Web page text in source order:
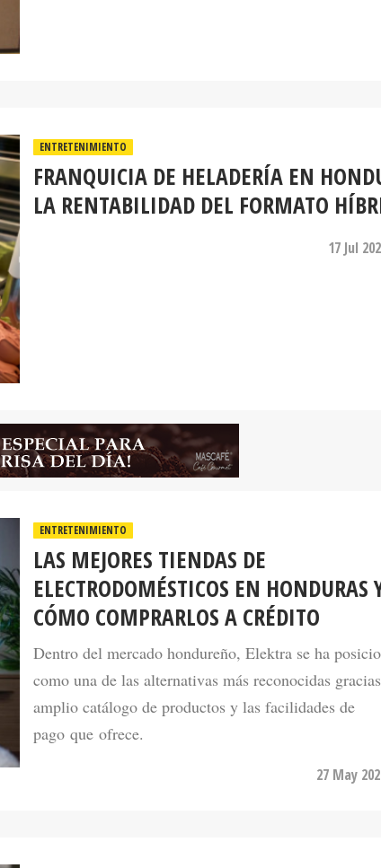
ENTRETENIMIENTO
FRANQUICIA DE HELADERÍA EN
LA RENTABILIDAD DEL FORMATO
17 Jul
LAS MEJORES TIENDAS DE
ELECTRODOMÉSTICOS EN HONDURAS
CÓMO COMPRARLOS A CRÉDITO
Dentro del mercado hondureño, Elektra se ha
como una de las alternativas más reconocidas
amplio catálogo de productos y las facilidades de
pago que ofrece.